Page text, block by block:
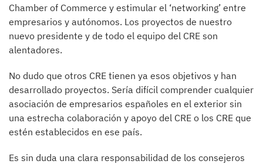
Chamber of Commerce y estimular el ‘networking’ entre
empresarios y autónomos. Los proyectos de nuestro
nuevo presidente y de todo el equipo del CRE son
alentadores.
No dudo que otros CRE tienen ya esos objetivos y han
desarrollado proyectos. Sería difícil comprender cualquier
asociación de empresarios españoles en el exterior sin
una estrecha colaboración y apoyo del CRE o los CRE que
estén establecidos en ese país.
Es sin duda una clara responsabilidad de los consejeros